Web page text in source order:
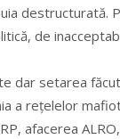
destructurată.
de
dar setarea
a rețelelor
afacerea